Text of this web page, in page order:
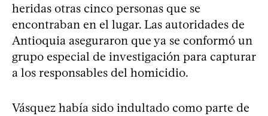
heridas otras cinco personas que se
encontraban en el lugar. Las autoridades de
Antioquia aseguraron que ya se conformó un
grupo especial de investigación para capturar
a los responsables del homicidio.
Vásquez había sido indultado como parte de